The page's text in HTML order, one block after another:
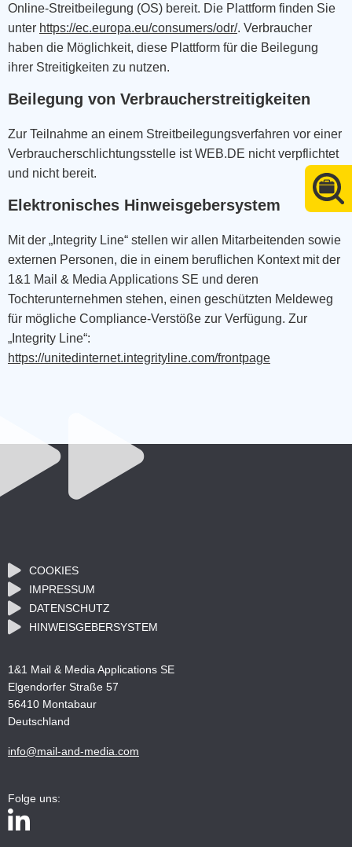
Online-Streitbeilegung (OS) bereit. Die Plattform finden Sie
unter https://ec.europa.eu/consumers/odr/. Verbraucher
haben die Möglichkeit, diese Plattform für die Beilegung
ihrer Streitigkeiten zu nutzen.
Beilegung von Verbraucherstreitigkeiten
Zur Teilnahme an einem Streitbeilegungsverfahren vor einer
Verbraucherschlichtungsstelle ist WEB.DE nicht verpflichtet
und nicht bereit.
Elektronisches Hinweisgebersystem
Mit der „Integrity Line“ stellen wir allen Mitarbeitenden sowie
externen Personen, die in einem beruflichen Kontext mit der
1&1 Mail & Media Applications SE und deren
Tochterunternehmen stehen, einen geschützten Meldeweg
für mögliche Compliance-Verstöße zur Verfügung. Zur
„Integrity Line“:
https://unitedinternet.integrityline.com/frontpage
COOKIES
IMPRESSUM
DATENSCHUTZ
HINWEISGEBERSYSTEM
1&1 Mail & Media Applications SE
Elgendorfer Straße 57
56410 Montabaur
Deutschland
info@mail-and-media.com
Folge uns: